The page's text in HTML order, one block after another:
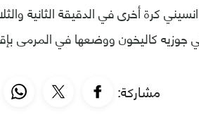
كرة أخرى في الدقيقة الثانية
جوزيه كاليخون ووضعها في المرمى
مشاركة: